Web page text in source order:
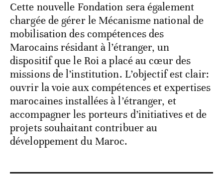
Cette nouvelle Fondation sera également
chargée de gérer le Mécanisme national de
mobilisation des compétences des
Marocains résidant à l’étranger, un
dispositif que le Roi a placé au cœur des
missions de l’institution. L’objectif est clair:
ouvrir la voie aux compétences et expertises
marocaines installées à l’étranger, et
accompagner les porteurs d’initiatives et de
projets souhaitant contribuer au
développement du Maroc.